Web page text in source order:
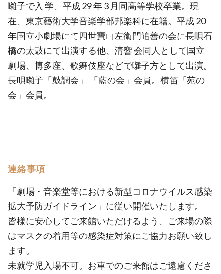
囃子で入 学、平成 29 年 3 月同高等学校卒業。現
在、東京藝術大学音楽学部邦楽科に在籍。平成 20
年国立小劇場にて四世寶山左衛門追善の会に長唄石
橋の太鼓にて出演する他、清響 会同人として国立
劇場、博多座、歌舞伎座などで囃子方として出演。
長唄囃子「鼓調会」 「藍の会」会員。横笛「苑の
会」会員。
連絡事項
「劇場・音楽堂等における新型コロナウイルス感染
拡大予防ガイドライン」に従い開催いたします。
皆様に安心してご来館いただけるよう、ご来場の際
はマスクの着用等の感染症対策にご協力お願い致し
ます。
未就学児入場不可。お車でのご来館はご遠慮くださ